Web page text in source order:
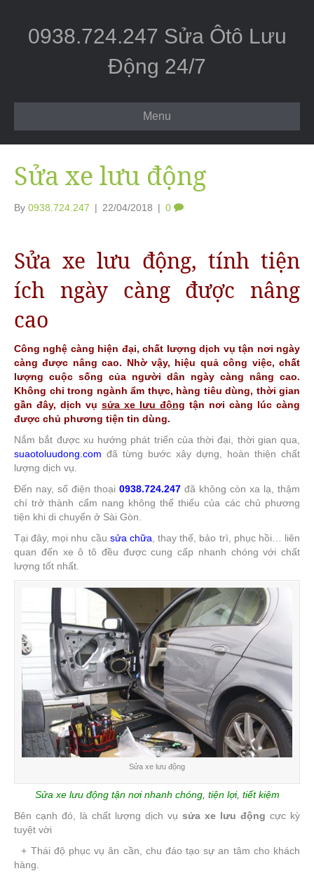
0938.724.247 Sửa Ôtô Lưu
Động 24/7
Menu
Sửa xe lưu động
By 0938.724.247 | 22/04/2018 | 0
Sửa xe lưu động, tính tiện
ích ngày càng được nâng
cao
Công nghệ càng hiện đại, chất lượng dịch vụ tận nơi ngày
càng được nâng cao. Nhờ vậy, hiệu quả công việc, chất
lượng cuộc sống của người dân ngày càng nâng cao.
Không chỉ trong ngành ẩm thực, hàng tiêu dùng, thời gian
gần đây, dịch vụ sửa xe lưu động tận nơi càng lúc càng
được chủ phương tiện tin dùng.
Nắm bắt được xu hướng phát triển của thời đại, thời gian qua,
suaotoluudong.com đã từng bước xây dựng, hoàn thiện chất
lượng dịch vụ.
Đến nay, số điện thoại 0938.724.247 đã không còn xa lạ, thậm
chí trở thành cẩm nang không thể thiếu của các chủ phương
tiện khi di chuyển ở Sài Gòn.
Tại đây, mọi nhu cầu sửa chữa , thay thế, bảo trì, phục hồi… liên
quan đến xe ô tô đều được cung cấp nhanh chóng với chất
lượng tốt nhất.
Sửa xe lưu động
Sửa xe lưu động tận nơi nhanh chóng, tiện lợi, tiết kiệm
Bên cạnh đó, là chất lượng dịch vụ sửa xe lưu động cực kỳ
tuyệt vời
+ Thái độ phục vụ ân cần, chu đáo tạo sự an tâm cho khách
hàng.